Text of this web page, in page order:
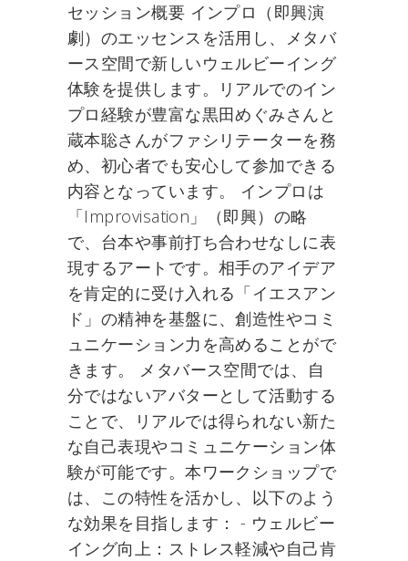
セッション概要 インプロ（即興演
劇）のエッセンスを活用し、メタバ
ース空間で新しいウェルビーイング
体験を提供します。リアルでのイン
プロ経験が豊富な黒田めぐみさんと
蔵本聡さんがファシリテーターを務
め、初心者でも安心して参加できる
内容となっています。 インプロは
「Improvisation」（即興）の略
で、台本や事前打ち合わせなしに表
現するアートです。相手のアイデア
を肯定的に受け入れる「イエスアン
ド」の精神を基盤に、創造性やコミ
ュニケーション力を高めることがで
きます。 メタバース空間では、自
分ではないアバターとして活動する
ことで、リアルでは得られない新た
な自己表現やコミュニケーション体
験が可能です。本ワークショップで
は、この特性を活かし、以下のよう
な効果を目指します： - ウェルビー
イング向上：ストレス軽減や自己肯